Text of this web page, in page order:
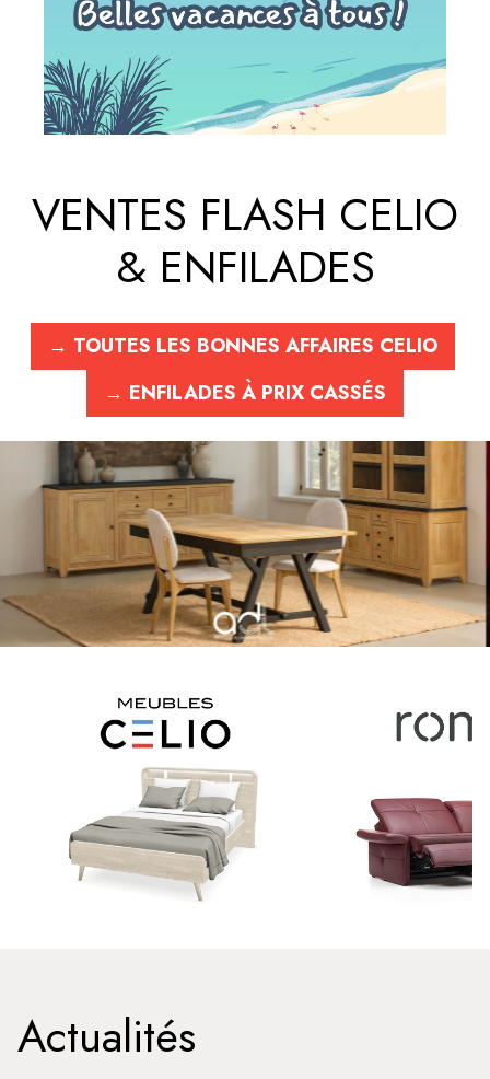
VENTES FLASH CELIO
& ENFILADES
→ TOUTES LES BONNES AFFAIRES CELIO
→ ENFILADES À PRIX CASSÉS
Actualités